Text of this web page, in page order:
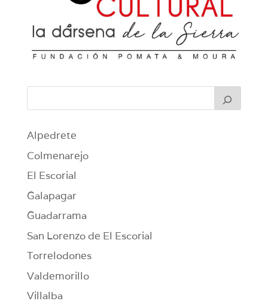
Alpedrete
Colmenarejo
El Escorial
Galapagar
Guadarrama
San Lorenzo de El Escorial
Torrelodones
Valdemorillo
Villalba